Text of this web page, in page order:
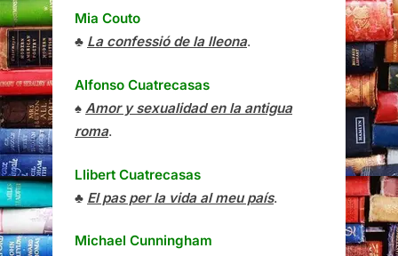
Mia Couto
♣ La confessió de la lleona.
Alfonso Cuatrecasas
♠ Amor y sexualidad en la antigua
roma.
Llibert Cuatrecasas
♣ El pas per la vida al meu país.
Michael Cunningham